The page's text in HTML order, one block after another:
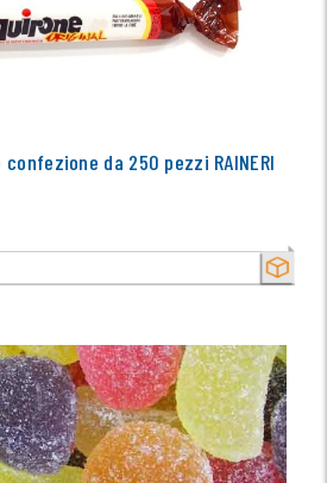
SECCO
da 250 pezzi RAINERI